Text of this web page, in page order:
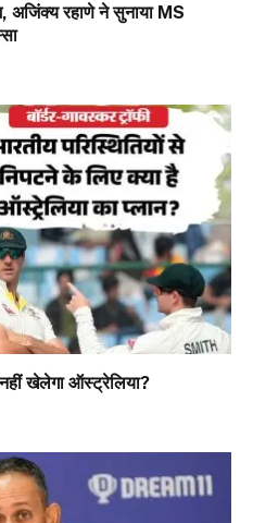
अजिंक्‍य रहाणे ने सुनाया MS
खेलेगा ऑस्ट्रेलिया?